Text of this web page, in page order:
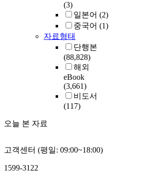
(3)
일본어 (2)
중국어 (1)
자료형태
단행본
(88,828)
해외
eBook
(3,661)
비도서
(117)
오늘 본 자료
고객센터 (평일: 09:00~18:00)
1599-3122